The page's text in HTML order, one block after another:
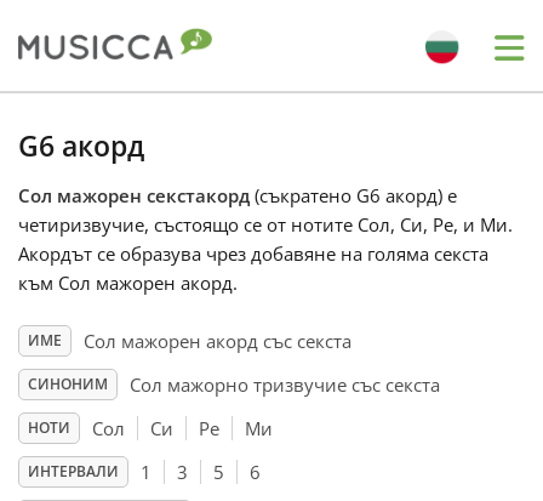
Български
Dansk
English
G6 акорд
Сол мажорен секстакорд (съкратено G6 акорд) е
четиризвучие, състоящо се от нотите Сол, Си, Ре, и Ми.
Акордът се образува чрез добавяне на голяма секста
към Сол мажорен акорд.
ИМЕ Сол мажорен акорд със секста
СИНОНИМ Сол мажорно тризвучие със секста
НОТИ Сол Си Ре Ми
ИНТЕРВАЛИ 1 3 5 6